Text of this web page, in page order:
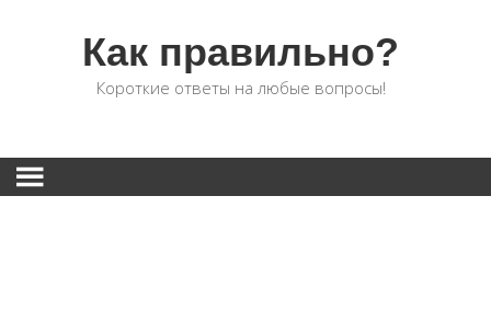
Как правильно?
Короткие ответы на любые вопросы!